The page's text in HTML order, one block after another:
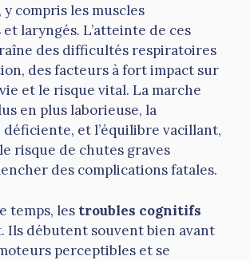
compris les muscles
laryngés. L’atteinte de ces
des difficultés respiratoires
des facteurs à fort impact sur
et le risque vital. La marche
en plus laborieuse, la
et l’équilibre vacillant,
risque de chutes graves
des complications fatales.
temps, les troubles cognitifs
Ils débutent souvent bien avant
perceptibles et se